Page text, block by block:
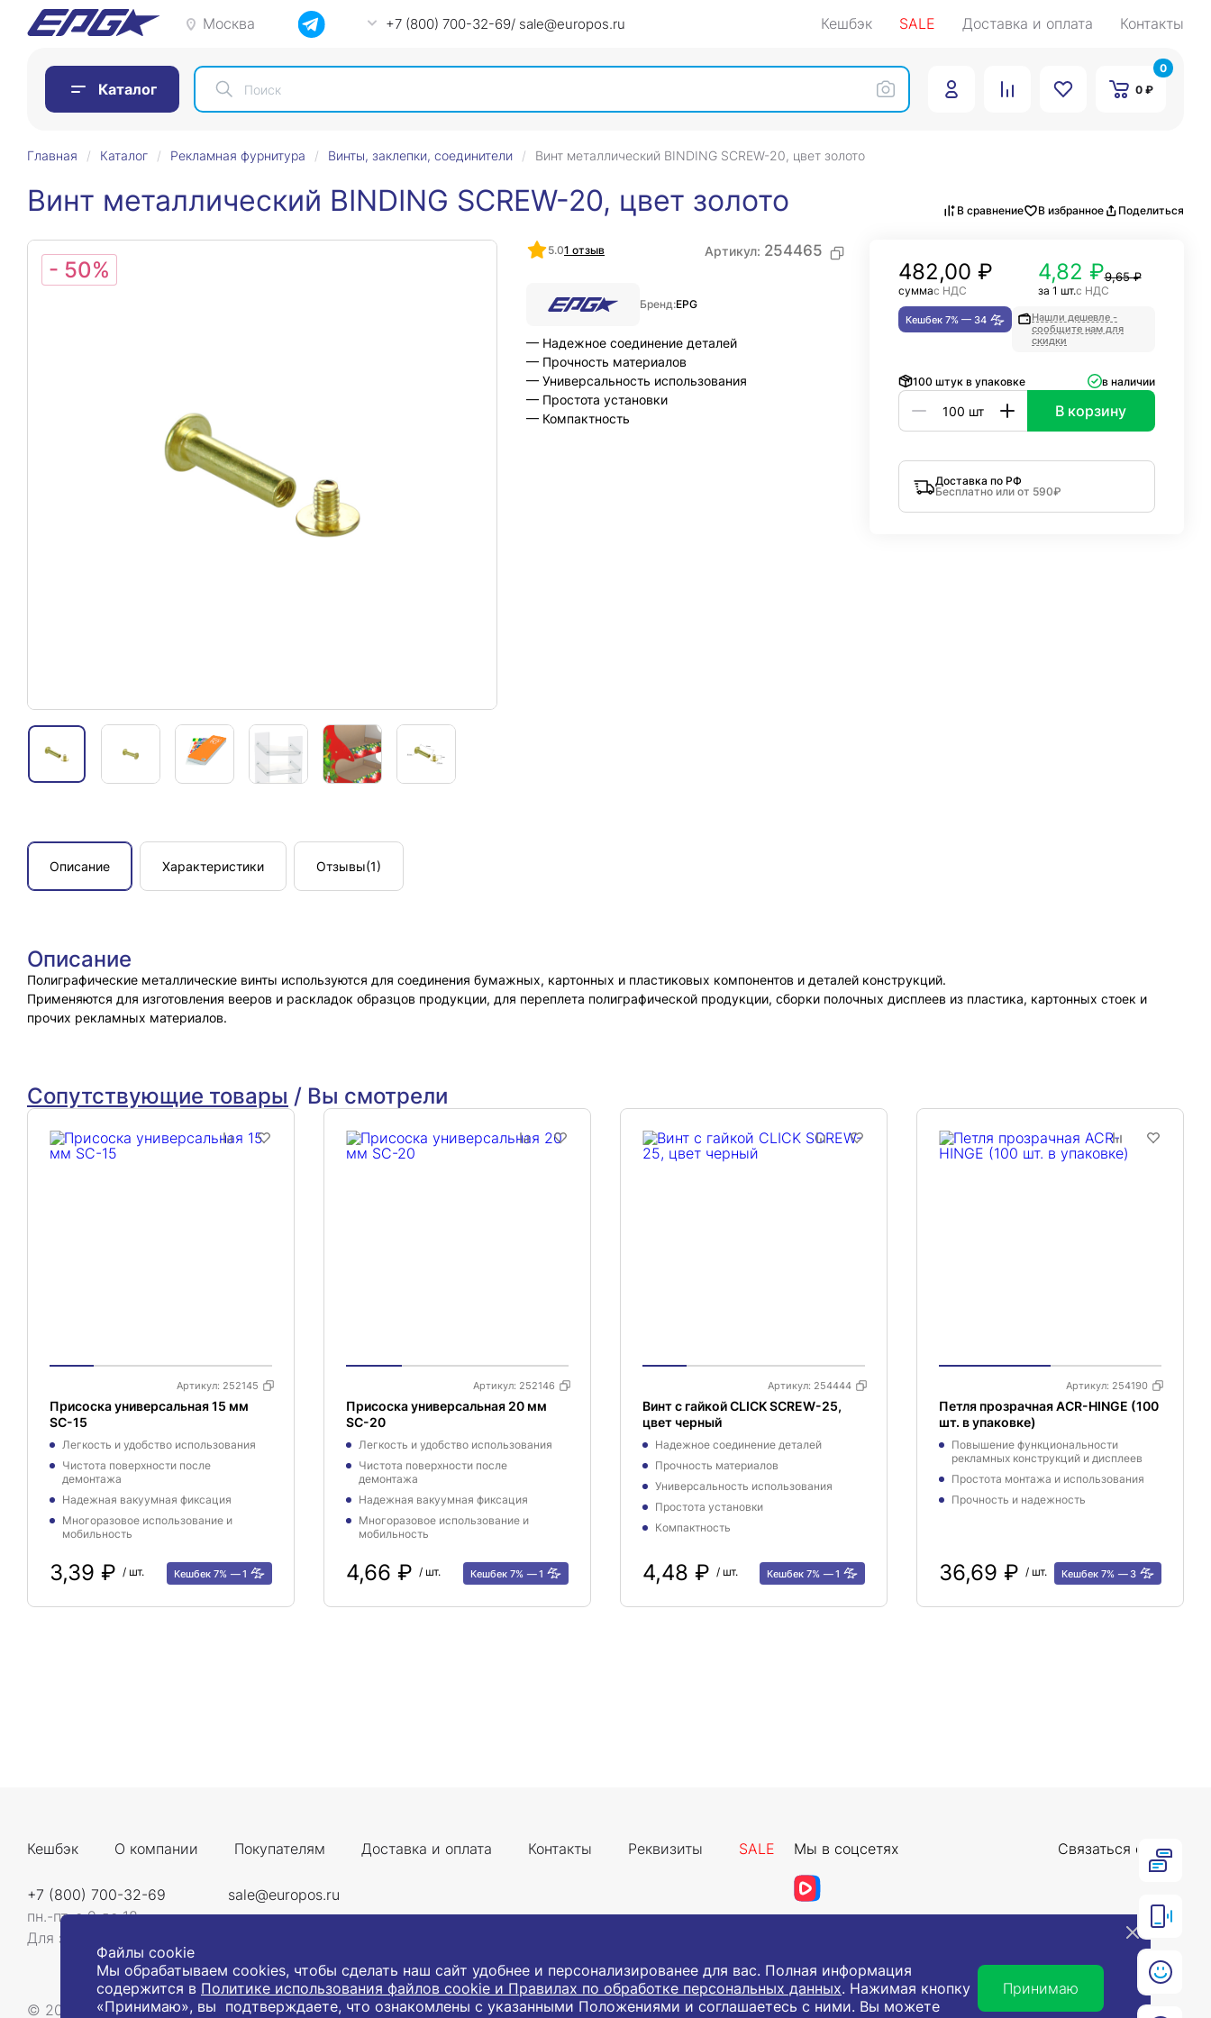
Москва +7 (800) 700-32-69/ sale@europos.ru Кешбэк SALE Доставка и оплата Контакты
Каталог 0 ₽
0
Главная Каталог Рекламная фурнитура Винты, заклепки, соединители Винт металлический BINDING SCREW-20, цвет золото
Винт металлический BINDING SCREW-20, цвет золото В сравнение В избранное Поделиться
- 50%
5.01 отзыв Артикул: 254465
Бренд:EPG
— Надежное соединение деталей
— Прочность материалов
— Универсальность использования
— Простота установки
— Компактность
482,00 ₽
суммас НДС
4,82 ₽9,65 ₽
за 1 шт.с НДС
Кешбек 7% — 34
Нашли дешевле -
сообщите нам для
скидки
100 штук в упаковке в наличии
В корзину
Доставка по РФ
Бесплатно или от 590₽
Описание Характеристики Отзывы(1)
Описание
Полиграфические металлические винты используются для соединения бумажных, картонных и пластиковых компонентов и деталей конструкций.
Применяются для изготовления вееров и раскладок образцов продукции, для переплета полиграфической продукции, сборки полочных дисплеев из пластика, картонных стоек и
прочих рекламных материалов.
Сопутствующие товары / Вы смотрели
Артикул: 252145
Присоска универсальная 15 мм
SC-15
Легкость и удобство использования
Чистота поверхности после
демонтажа
Надежная вакуумная фиксация
Многоразовое использование и
мобильность
3,39 ₽ / шт. Кешбек 7% 1
Артикул: 252146
Присоска универсальная 20 мм
SC-20
Легкость и удобство использования
Чистота поверхности после
демонтажа
Надежная вакуумная фиксация
Многоразовое использование и
мобильность
4,66 ₽ / шт. Кешбек 7% 1
Артикул: 254444
Винт с гайкой CLICK SCREW-25,
цвет черный
Надежное соединение деталей
Прочность материалов
Универсальность использования
Простота установки
Компактность
4,48 ₽ / шт. Кешбек 7% 1
Артикул: 254190
Петля прозрачная ACR-HINGE (100
шт. в упаковке)
Повышение функциональности
рекламных конструкций и дисплеев
Простота монтажа и использования
Прочность и надежность
36,69 ₽ / шт. Кешбек 7% 3
Кешбэк О компании Покупателям Доставка и оплата Контакты Реквизиты SALE
+7 (800) 700-32-69
пн.-пт. с 9 до 18
Для звонков со всей России
sale@europos.ru
Мы в соцсетях Связаться с нами
© 2008-2026, Компания «Европос Групп». Все права защищены.
Файлы cookie
Мы обрабатываем cookies, чтобы сделать наш сайт удобнее и персонализированее для вас. Полная информация
содержится в Политике использования файлов cookie и Правилах по обработке персональных данных. Нажимая кнопку
«Принимаю», вы подтверждаете, что ознакомлены с указанными Положениями и соглашаетесь с ними. Вы можете
Принимаю